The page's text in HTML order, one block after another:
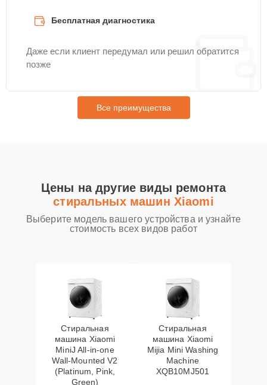
Бесплатная диагностика
Даже если клиент передумал или решил обратится
позже
Все преимущества
Цены на другие виды ремонта
стиральных машин Xiaomi
Выберите модель вашего устройства и узнайте
стоимость всех видов работ
Стиральная
машина Xiaomi
MiniJ All-in-one
Wall-Mounted V2
(Platinum, Pink,
Green)
Стиральная
машина Xiaomi
Mijia Mini Washing
Machine
XQB10MJ501